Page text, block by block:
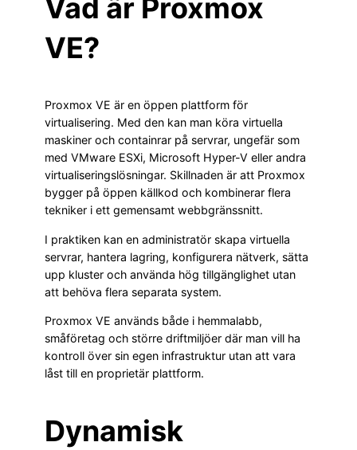
Vad är Proxmox
VE?
Proxmox VE är en öppen plattform för
virtualisering. Med den kan man köra virtuella
maskiner och containrar på servrar, ungefär som
med VMware ESXi, Microsoft Hyper-V eller andra
virtualiseringslösningar. Skillnaden är att Proxmox
bygger på öppen källkod och kombinerar flera
tekniker i ett gemensamt webbgränssnitt.
I praktiken kan en administratör skapa virtuella
servrar, hantera lagring, konfigurera nätverk, sätta
upp kluster och använda hög tillgänglighet utan
att behöva flera separata system.
Proxmox VE används både i hemmalabb,
småföretag och större driftmiljöer där man vill ha
kontroll över sin egen infrastruktur utan att vara
låst till en proprietär plattform.
Dynamisk